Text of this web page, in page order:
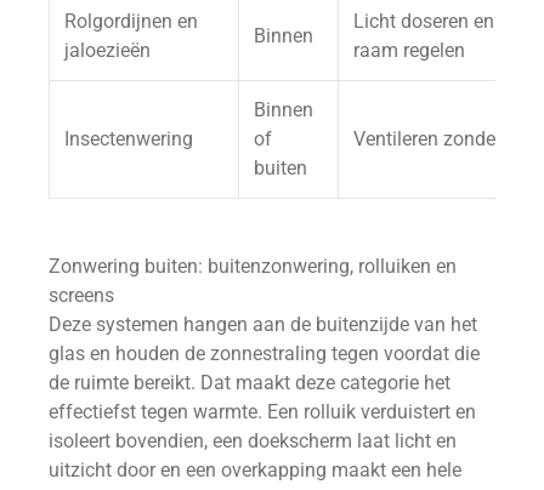
Rolgordijnen en
jaloezieën
Binnen
Licht doseren en
raam regelen
Insectenwering
Binnen
of
buiten
Ventileren zonder
Zonwering buiten: buitenzonwering, rolluiken en
screens
Deze systemen hangen aan de buitenzijde van het
glas en houden de zonnestraling tegen voordat die
de ruimte bereikt. Dat maakt deze categorie het
effectiefst tegen warmte. Een rolluik verduistert en
isoleert bovendien, een doekscherm laat licht en
uitzicht door en een overkapping maakt een hele